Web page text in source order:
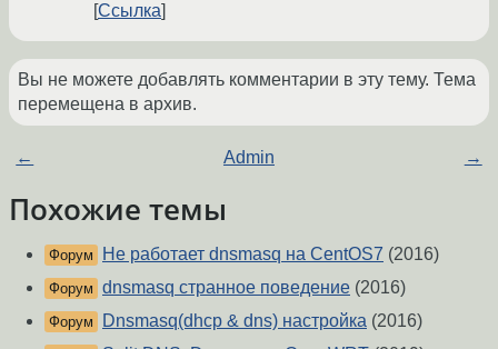
Ссылка
Вы не можете добавлять комментарии в эту тему. Тема
перемещена в архив.
← Admin →
Похожие темы
Форум Не работает dnsmasq на CentOS7 (2016)
Форум dnsmasq странное поведение (2016)
Форум Dnsmasq(dhcp & dns) настройка (2016)